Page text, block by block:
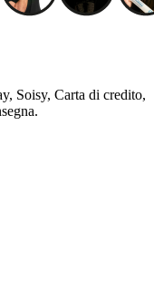
Soisy, Carta di credito,